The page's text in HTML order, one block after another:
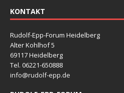
KONTAKT
Rudolf-Epp-Forum Heidelberg
Alter Kohlhof 5
69117 Heidelberg
Tel. 06221-650888
info@rudolf-epp.de